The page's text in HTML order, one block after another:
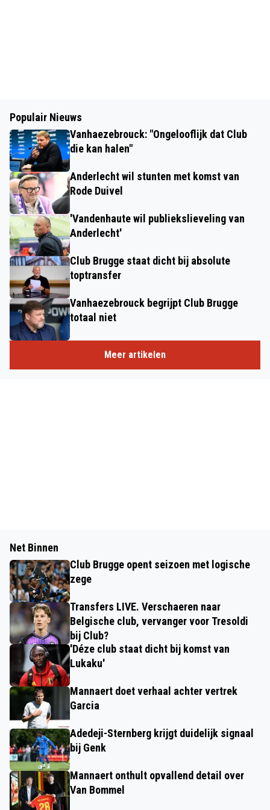
Populair Nieuws
Vanhaezebrouck: "Ongelooflijk dat Club
die kan halen"
Anderlecht wil stunten met komst van
Rode Duivel
'Vandenhaute wil publiekslieveling van
Anderlecht'
Club Brugge staat dicht bij absolute
toptransfer
Vanhaezebrouck begrijpt Club Brugge
totaal niet
Meer artikelen
Net Binnen
Club Brugge opent seizoen met logische
zege
Transfers LIVE. Verschaeren naar
Belgische club, vervanger voor Tresoldi
bij Club?
'Déze club staat dicht bij komst van
Lukaku'
Mannaert doet verhaal achter vertrek
Garcia
Adedeji-Sternberg krijgt duidelijk signaal
bij Genk
Mannaert onthult opvallend detail over
Van Bommel